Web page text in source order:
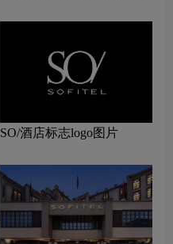
SO/酒店标志logo图片